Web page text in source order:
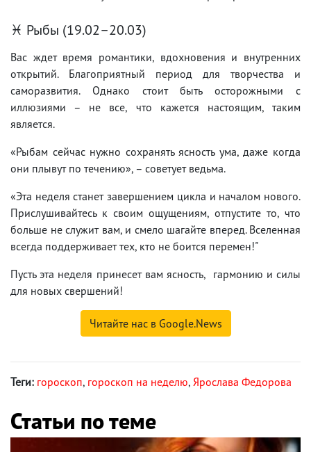
♓ Рыбы (19.02–20.03)
Вас ждет время романтики, вдохновения и внутренних
открытий. Благоприятный период для творчества и
саморазвития. Однако стоит быть осторожными с
иллюзиями – не все, что кажется настоящим, таким
является.
«Рыбам сейчас нужно сохранять ясность ума, даже когда
они плывут по течению», – советует ведьма.
«Эта неделя станет завершением цикла и началом нового.
Прислушивайтесь к своим ощущениям, отпустите то, что
больше не служит вам, и смело шагайте вперед. Вселенная
всегда поддерживает тех, кто не боится перемен!"
Пусть эта неделя принесет вам ясность, гармонию и силы
для новых свершений!
Читайте нас в Google.News
Теги: гороскоп, гороскоп на неделю, Ярослава Федорова
Статьи по теме